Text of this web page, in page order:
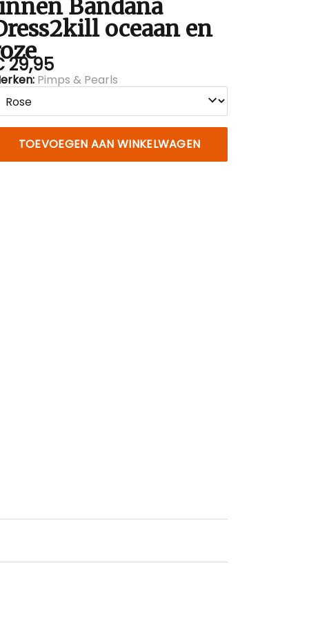
Bandana
oceaan en
29,95
Pimps & Pearls
TOEVOEGEN AAN WINKELWAGEN